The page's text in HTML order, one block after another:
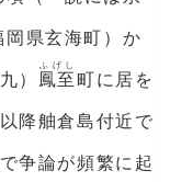
岡県玄海町）か
） 鳳至
ふげし
町に居を
降舳倉島付近で
争論が頻繁に起